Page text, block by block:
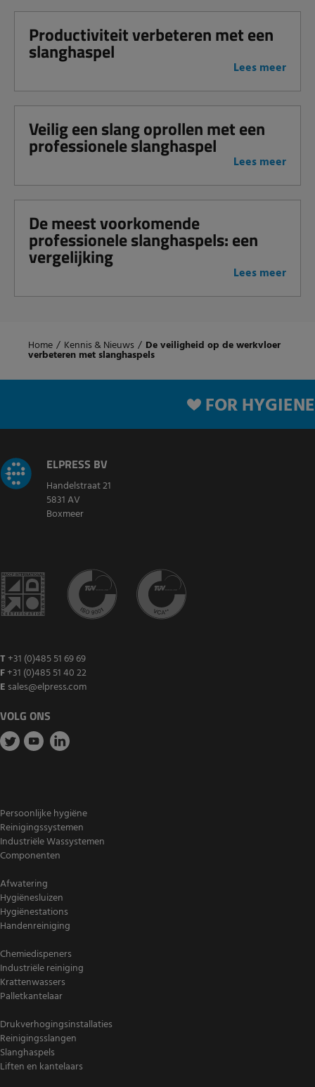
Productiviteit verbeteren met een
slanghaspel
Lees meer
Veilig een slang oprollen met een
professionele slanghaspel
Lees meer
De meest voorkomende
professionele slanghaspels: een
vergelijking
Lees meer
Home / Kennis & Nieuws / De veiligheid op de werkvloer
verbeteren met slanghaspels
FOR HYGIENE
ELPRESS BV
Handelstraat 21
5831 AV
Boxmeer
T +31 (0)485 51 69 69
F+31 (0)485 51 40 22
E sales@elpress.com
VOLG ONS
Persoonlijke hygiëne
Reinigingssystemen
Industriële Wassystemen
Componenten
Afwatering
Hygiënesluizen
Hygiënestations
Handenreiniging
Chemiedispeners
Industriële reiniging
Krattenwassers
Palletkantelaar
Drukverhogingsinstallaties
Reinigingsslangen
Slanghaspels
Liften en kantelaars